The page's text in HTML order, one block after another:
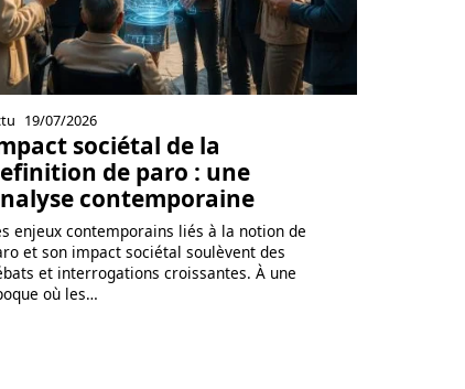
19/07/2026
sociétal de la
de paro : une
contemporaine
enjeux contemporains liés à la notion de
et son impact sociétal soulèvent des
et interrogations croissantes. À une
où les…